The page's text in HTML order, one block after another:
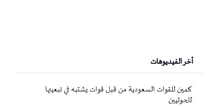
أخر الفيديوهات
كمين للقوات السعودية من قبل قوات يشتبه في تبعيتها
للحوثيين